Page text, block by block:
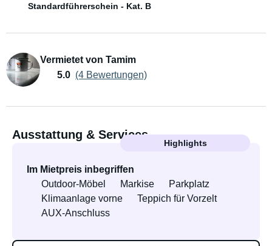
Standardführerschein - Kat. B
Vermietet von Tamim
5.0 (4 Bewertungen)
Ausstattung & Services
Highlights
Im Mietpreis inbegriffen
Outdoor-Möbel
Markise
Parkplatz
Klimaanlage vorne
Teppich für Vorzelt
AUX-Anschluss